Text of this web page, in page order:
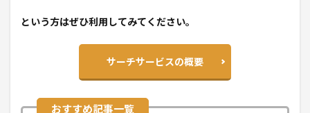
という方はぜひ利用してみてください。
サーチサービスの概要